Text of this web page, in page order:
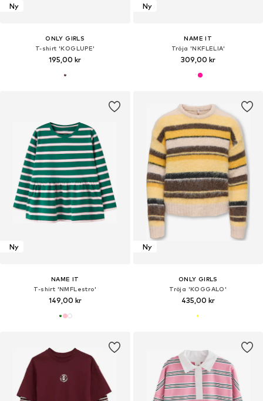
Ny
ONLY GIRLS
T-shirt 'KOGLUPE'
195,00 kr
Ny
NAME IT
Tröja 'NKFLELIA'
309,00 kr
Ny
NAME IT
T-shirt 'NMFLestro'
149,00 kr
Ny
ONLY GIRLS
Tröja 'KOGGALO'
435,00 kr